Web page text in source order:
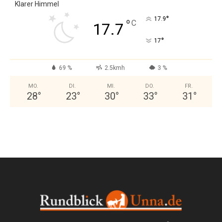
Klarer Himmel
17.7 °C 17.9°
17°
69 % 2.5kmh 3 %
MO.
28°
DI.
23°
MI.
30°
DO.
33°
FR.
31 °